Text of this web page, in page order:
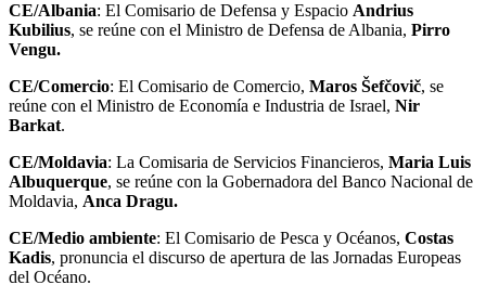
CE/Albania: El Comisario de Defensa y Espacio Andrius
Kubilius, se reúne con el Ministro de Defensa de Albania, Pirro
Vengu.
CE/Comercio: El Comisario de Comercio, Maros Šefčovič, se
reúne con el Ministro de Economía e Industria de Israel, Nir
Barkat.
CE/Moldavia: La Comisaria de Servicios Financieros, Maria Luis
Albuquerque, se reúne con la Gobernadora del Banco Nacional de
Moldavia, Anca Dragu.
CE/Medio ambiente: El Comisario de Pesca y Océanos, Costas
Kadis, pronuncia el discurso de apertura de las Jornadas Europeas
del Océano.